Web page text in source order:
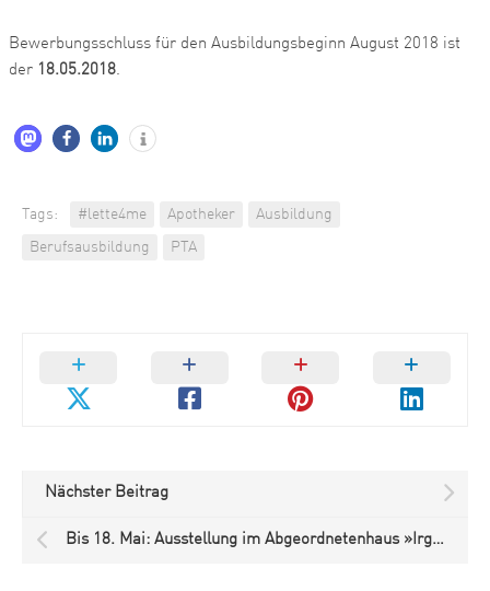
Bewerbungsschluss für den Ausbildungsbeginn August 2018 ist
der 18.05.2018.
Tags: #lette4me Apotheker Ausbildung
Berufsausbildung PTA
Nächster Beitrag
Bis 18. Mai: Ausstellung im Abgeordnetenhaus »Irgendwas mit Politik«